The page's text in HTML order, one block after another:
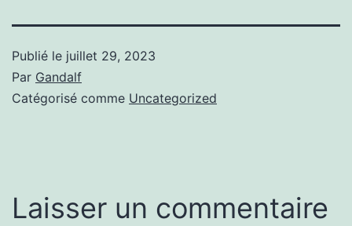
Publié le juillet 29, 2023
Par Gandalf
Catégorisé comme Uncategorized
Laisser un commentaire